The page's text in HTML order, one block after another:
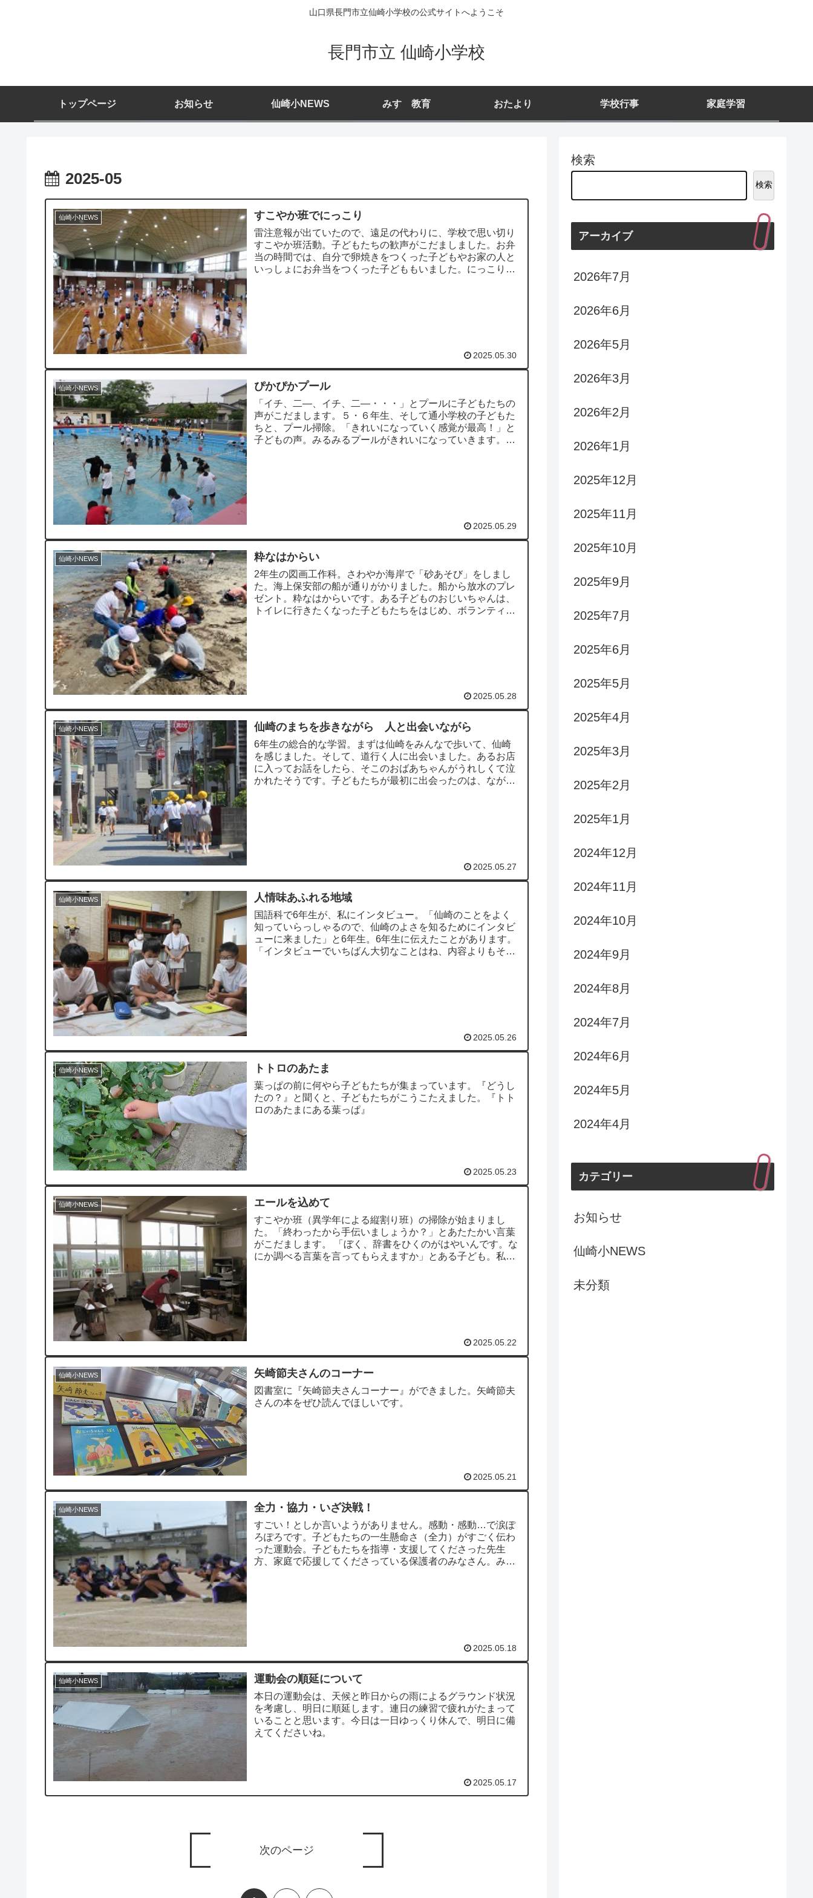
山口県長門市立仙崎小学校の公式サイトへようこそ
長門市立 仙崎小学校
トップページ お知らせ 仙崎小NEWS みすゞ教育 おたより 学校行事 家庭学習
2025-05
仙崎小NEWS すこやか班でにっこり
雷注意報が出ていたので、遠足の代わりに、学校で思い切り
すこやか班活動。子どもたちの歓声がこだましました。お弁
当の時間では、自分で卵焼きをつくった子どもやお家の人と
いっしょにお弁当をつくった子どももいました。にっこりの
2025.05.30
仙崎小NEWS ぴかぴかプール
「イチ、二―、イチ、二―・・・」とプールに子どもたちの
声がこだまします。５・６年生、そして通小学校の子どもた
ちと、プール掃除。「きれいになっていく感覚が最高！」と
子どもの声。みるみるプールがきれいになっていきます。ス
2025.05.29
仙崎小NEWS 粋なはからい
2年生の図画工作科。さわやか海岸で「砂あそび」をしまし
た。海上保安部の船が通りがかりました。船から放水のプレ
ゼント。粋なはからいです。ある子どものおじいちゃんは、
トイレに行きたくなった子どもたちをはじめ、ボランティア
2025.05.28
仙崎小NEWS 仙崎のまちを歩きながら 人と出会いながら
6年生の総合的な学習。まずは仙崎をみんなで歩いて、仙崎
を感じました。そして、道行く人に出会いました。あるお店
に入ってお話をしたら、そこのおばあちゃんがうれしくて泣
かれたそうです。子どもたちが最初に出会ったのは、ながと
2025.05.27
仙崎小NEWS 人情味あふれる地域
国語科で6年生が、私にインタビュー。「仙崎のことをよく
知っていらっしゃるので、仙崎のよさを知るためにインタビ
ューに来ました」と6年生。6年生に伝えたことがあります。
「インタビューでいちばん大切なことはね、内容よりもその
2025.05.26
仙崎小NEWS トトロのあたま
葉っぱの前に何やら子どもたちが集まっています。『どうし
たの？』と聞くと、子どもたちがこうこたえました。『トト
ロのあたまにある葉っぱ』
2025.05.23
仙崎小NEWS エールを込めて
すこやか班（異学年による縦割り班）の掃除が始まりまし
た。「終わったから手伝いましょうか？」とあたたかい言葉
がこだまします。 「ぼく、辞書をひくのがはやいんです。な
にか調べる言葉を言ってもらえますか」とある子ども。私
2025.05.22
仙崎小NEWS 矢崎節夫さんのコーナー
図書室に『矢崎節夫さんコーナー』ができました。矢崎節夫
さんの本をぜひ読んでほしいです。
2025.05.21
仙崎小NEWS 全力・協力・いざ決戦！
すごい！としか言いようがありません。感動・感動…で涙ぽ
ろぽろです。子どもたちの一生懸命さ（全力）がすごく伝わ
った運動会。子どもたちを指導・支援してくださった先生
方、家庭で応援してくださっている保護者のみなさん。みん
2025.05.18
仙崎小NEWS 運動会の順延について
本日の運動会は、天候と昨日からの雨によるグラウンド状況
を考慮し、明日に順延します。連日の練習で疲れがたまって
いることと思います。今日は一日ゆっくり休んで、明日に備
えてくださいね。
2025.05.17
次のページ
検索
検索
アーカイブ
2026年7月
2026年6月
2026年5月
2026年3月
2026年2月
2026年1月
2025年12月
2025年11月
2025年10月
2025年9月
2025年7月
2025年6月
2025年5月
2025年4月
2025年3月
2025年2月
2025年1月
2024年12月
2024年11月
2024年10月
2024年9月
2024年8月
2024年7月
2024年6月
2024年5月
2024年4月
カテゴリー
お知らせ
仙崎小NEWS
未分類